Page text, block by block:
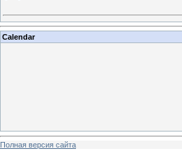
Calendar
Полная версия сайта